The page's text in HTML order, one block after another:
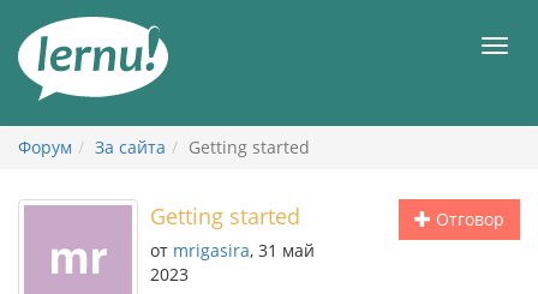
съдържанието
Форум За сайта Getting started
Отговор
Getting started
от mrigasira, 31 май
2023